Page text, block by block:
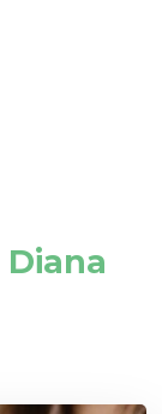
Diana